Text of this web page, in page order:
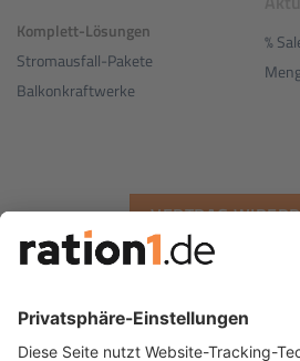
Komplett-Lösungen
Stromausfall-Pakete
Balkonkraftwerke
%
VERTRAG